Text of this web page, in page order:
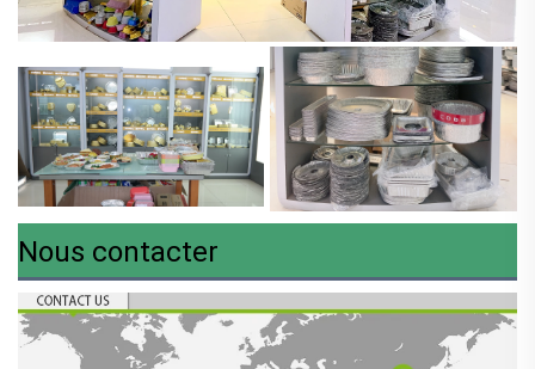
Nous contacter